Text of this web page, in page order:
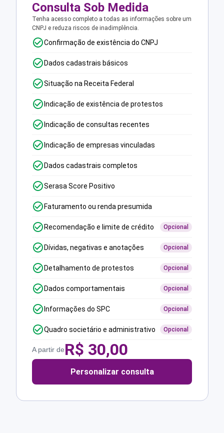
Consulta Sob Medida
Tenha acesso completo a todas as informações sobre um
CNPJ e reduza riscos de inadimplência.
Confirmação de existência do CNPJ
Dados cadastrais básicos
Situação na Receita Federal
Indicação de existência de protestos
Indicação de consultas recentes
Indicação de empresas vinculadas
Dados cadastrais completos
Serasa Score Positivo
Faturamento ou renda presumida
Recomendação e limite de crédito Opcional
Dívidas, negativas e anotações Opcional
Detalhamento de protestos Opcional
Dados comportamentais Opcional
Informações do SPC Opcional
Quadro societário e administrativo Opcional
A partir deR$ 30,00
Personalizar consulta